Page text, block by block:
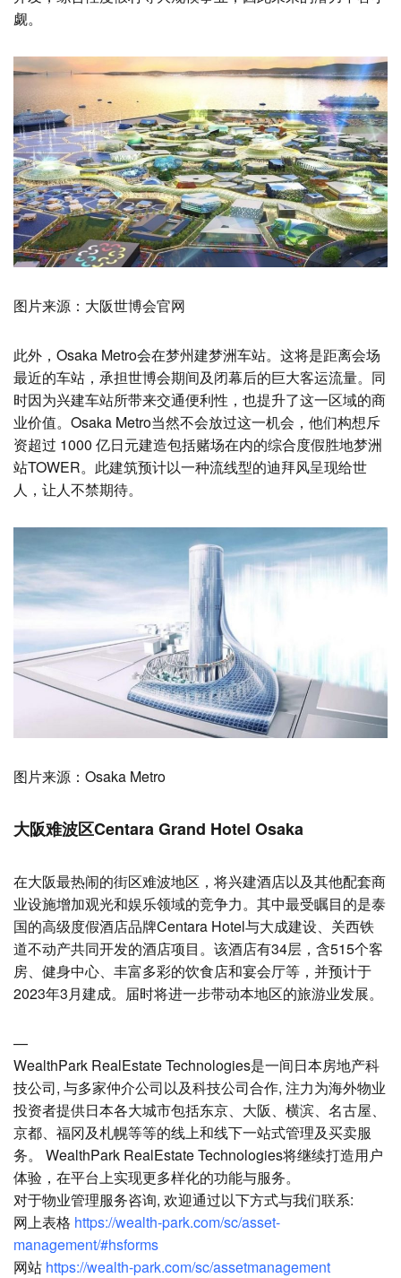
觑。
图片来源：大阪世博会官网
此外，Osaka Metro会在梦州建梦洲车站。这将是距离会场
最近的车站，承担世博会期间及闭幕后的巨大客运流量。同
时因为兴建车站所带来交通便利性，也提升了这一区域的商
业价值。Osaka Metro当然不会放过这一机会，他们构想斥
资超过 1000 亿日元建造包括赌场在内的综合度假胜地梦洲
站TOWER。此建筑预计以一种流线型的迪拜风呈现给世
人，让人不禁期待。
图片来源：Osaka Metro
大阪难波区Centara Grand Hotel Osaka
在大阪最热闹的街区难波地区，将兴建酒店以及其他配套商
业设施增加观光和娱乐领域的竞争力。其中最受瞩目的是泰
国的高级度假酒店品牌Centara Hotel与大成建设、关西铁
道不动产共同开发的酒店项目。该酒店有34层，含515个客
房、健身中心、丰富多彩的饮食店和宴会厅等，并预计于
2023年3月建成。届时将进一步带动本地区的旅游业发展。
—
WealthPark RealEstate Technologies是一间日本房地产科
技公司, 与多家仲介公司以及科技公司合作, 注力为海外物业
投资者提供日本各大城市包括东京、大阪、横滨、名古屋、
京都、福冈及札幌等等的线上和线下一站式管理及买卖服
务。 WealthPark RealEstate Technologies将继续打造用户
体验，在平台上实现更多样化的功能与服务。
对于物业管理服务咨询, 欢迎通过以下方式与我们联系:
网上表格 https://wealth-park.com/sc/asset-
management/#hsforms
网站 https://wealth-park.com/sc/assetmanagement